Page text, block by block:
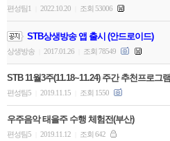
편성팀1
2022.10.20 조회 53006
STB상생방송 앱 출시 (안드로이드)
상생방송 2017.01.26 조회 78549
STB 11월3주(11.18~11.24) 주간 추천프로그램
편성팀5 2019.11.15 조회 1550
우주음악 태을주 수행 체험전(부산)
편성팀5 2019.11.12 조회 642